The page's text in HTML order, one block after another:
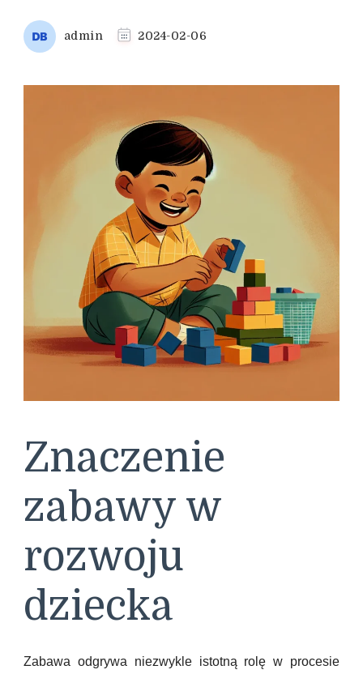
admin 2024-02-06
Znaczenie
zabawy w
rozwoju
dziecka
Zabawa odgrywa niezwykle istotną rolę w procesie